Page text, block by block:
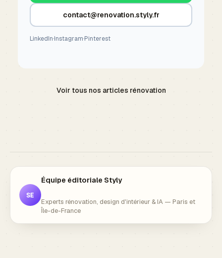
contact@renovation.styly.fr
LinkedIn·Instagram·Pinterest
Voir tous nos articles rénovation
SE
Équipe éditoriale Styly
Experts rénovation, design d'intérieur & IA — Paris et
Île-de-France